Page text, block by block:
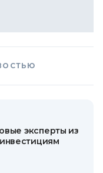
эксперты из